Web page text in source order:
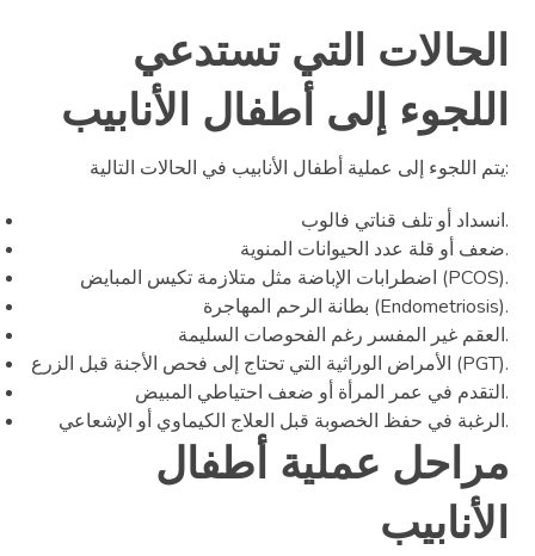
الحالات التي تستدعي
اللجوء إلى أطفال الأنابيب
يتم اللجوء إلى عملية أطفال الأنابيب في الحالات التالية:
انسداد أو تلف قناتي فالوب.
ضعف أو قلة عدد الحيوانات المنوية.
اضطرابات الإباضة مثل متلازمة تكيس المبايض (PCOS).
بطانة الرحم المهاجرة (Endometriosis).
العقم غير المفسر رغم الفحوصات السليمة.
الأمراض الوراثية التي تحتاج إلى فحص الأجنة قبل الزرع (PGT).
التقدم في عمر المرأة أو ضعف احتياطي المبيض.
الرغبة في حفظ الخصوبة قبل العلاج الكيماوي أو الإشعاعي.
مراحل عملية أطفال
الأنابيب